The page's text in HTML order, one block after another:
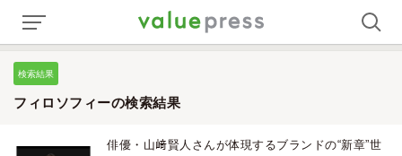
検索結果
フィロソフィーの検索結果
俳優・山﨑賢人さんが体現するブランドの“新章”世